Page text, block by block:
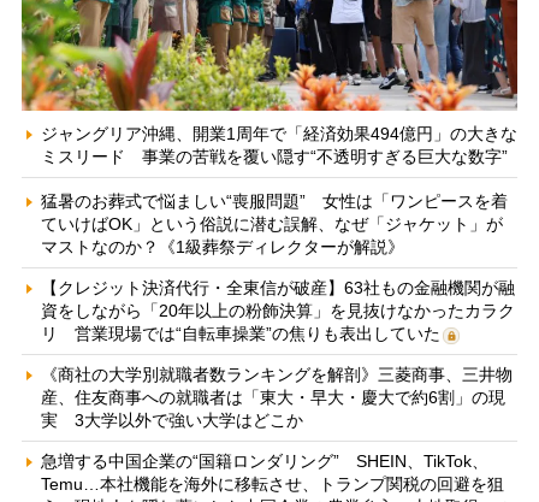
ジャングリア沖縄、開業1周年で「経済効果494億円」の大きな
ミスリード 事業の苦戦を覆い隠す“不透明すぎる巨大な数字”
猛暑のお葬式で悩ましい“喪服問題” 女性は「ワンピースを着
ていけばOK」という俗説に潜む誤解、なぜ「ジャケット」が
マストなのか？《1級葬祭ディレクターが解説》
【クレジット決済代行・全東信が破産】63社もの金融機関が融
資をしながら「20年以上の粉飾決算」を見抜けなかったカラク
リ 営業現場では“自転車操業”の焦りも表出していた
《商社の大学別就職者数ランキングを解剖》三菱商事、三井物
産、住友商事への就職者は「東大・早大・慶大で約6割」の現
実 3大学以外で強い大学はどこか
急増する中国企業の“国籍ロンダリング” SHEIN、TikTok、
Temu…本社機能を海外に移転させ、トランプ関税の回避を狙